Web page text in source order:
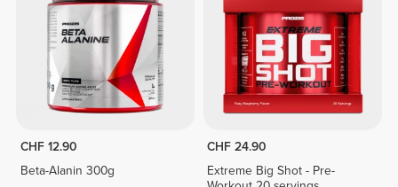
CHF 12.90
Beta-Alanin 300g
CHF 24.90
Extreme Big Shot - Pre-